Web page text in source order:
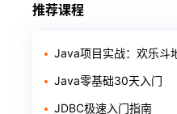
推荐课程
Java项目实战：欢乐斗
Java零基础30天入门
JDBC极速入门指南